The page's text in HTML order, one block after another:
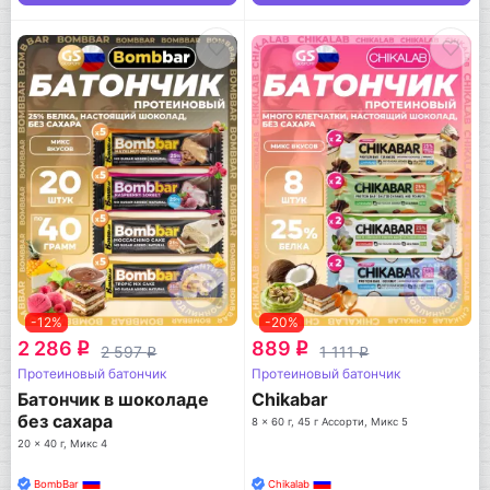
-12%
2 286 q 2 597q
Протеиновый батончик
Батончик в шоколаде
без сахара
20 x 40 г, Микс 4
BombBar
-20%
889 q 1 111q
Протеиновый батончик
Chikabar
8 x 60 г, 45 г Ассорти, Микс 5
Chikalab